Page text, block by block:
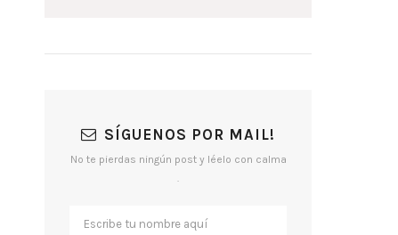
SÍGUENOS POR MAIL!
No te pierdas ningún post y léelo con calma
.